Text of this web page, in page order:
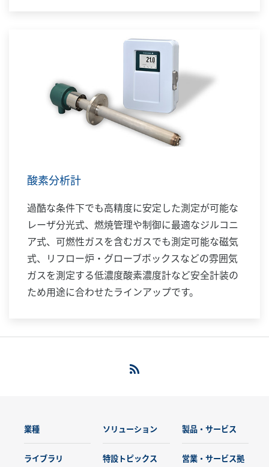
酸素分析計
過酷な条件下でも高精度に安定した測定が可能な
レーザ分光式、燃焼管理や制御に最適なジルコニ
ア式、可燃性ガスを含むガスでも測定可能な磁気
式、リフロー炉・グローブボックスなどの雰囲気
ガスを測定する低濃度酸素濃度計など安全計装の
ため用途に合わせたラインアップです。
業種 ソリューション 製品・サービス
ライブラリ 特設トピックス 営業・サービス拠